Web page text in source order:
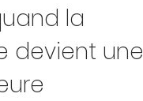
la
devient une